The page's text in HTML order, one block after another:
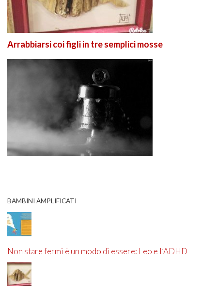
Arrabbiarsi coi figli in tre semplici mosse
BAMBINI AMPLIFICATI
Non stare fermi è un modo di essere: Leo e l’ADHD